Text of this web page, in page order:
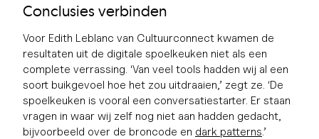
Conclusies verbinden
Voor Edith Leblanc van Cultuurconnect kwamen de
resultaten uit de digitale spoelkeuken niet als een
complete verrassing. ‘Van veel tools hadden wij al een
soort buikgevoel hoe het zou uitdraaien,’ zegt ze. ‘De
spoelkeuken is vooral een conversatiestarter. Er staan
vragen in waar wij zelf nog niet aan hadden gedacht,
bijvoorbeeld over de broncode en dark patterns.’